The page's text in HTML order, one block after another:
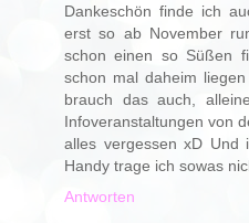
Dankeschön finde ich
erst so ab November
schon einen so Süßen
schon mal daheim
brauch das auch,
Infoveranstaltungen von
alles vergessen xD Und
Handy trage ich sowas
Antworten